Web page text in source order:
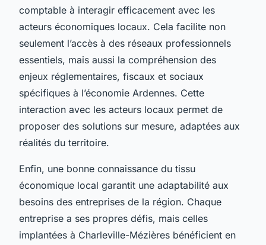
comptable à interagir efficacement avec les
acteurs économiques locaux. Cela facilite non
seulement l’accès à des réseaux professionnels
essentiels, mais aussi la compréhension des
enjeux réglementaires, fiscaux et sociaux
spécifiques à l’économie Ardennes. Cette
interaction avec les acteurs locaux permet de
proposer des solutions sur mesure, adaptées aux
réalités du territoire.
Enfin, une bonne connaissance du tissu
économique local garantit une adaptabilité aux
besoins des entreprises de la région. Chaque
entreprise a ses propres défis, mais celles
implantées à Charleville-Mézières bénéficient en